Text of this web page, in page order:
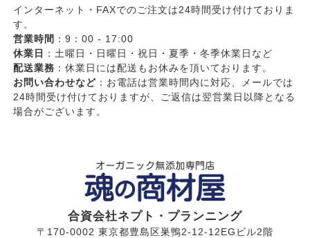
インターネット・FAXでのご注文は24時間受け付けておりま
す。
営業時間 ：9：00 - 17:00
休業日
：土曜日・日曜日・祝日・夏季・冬季休業日など
配送業務 ：休業日には配送もお休みを頂いております。
お問い合わせなど：お電話は営業時間内に対応、メールでは
24時間受け付けておりますが、ご返信は翌営業日以降となる
場合がございます。
合資会社ネプト・プランニング
〒170-0002 東京都豊島区巣鴨2-12-12EGビル2階